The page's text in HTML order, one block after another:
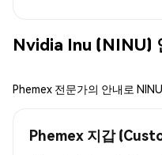
Nvidia Inu (NINU)
Phemex 전문가의 안내로
Phemex 지갑